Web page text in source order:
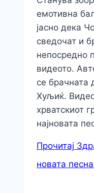
емотивна
јасно дека
сведочат и
непосредно
видеото.
се брачната
Хуљиќ.
хрватскиот
најновата
Прочитај
новата песна